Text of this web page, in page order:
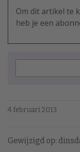
Om dit artikel te
heb je een
4 februari 2013
Gewijzigd op: